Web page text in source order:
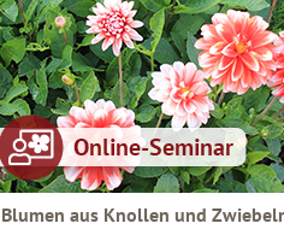
Blumen aus Knollen und